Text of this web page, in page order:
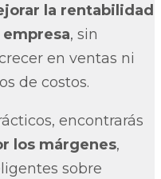
la rentabilidad
, sin
en ventas ni
de costos.
encontrarás
los márgenes,
sobre